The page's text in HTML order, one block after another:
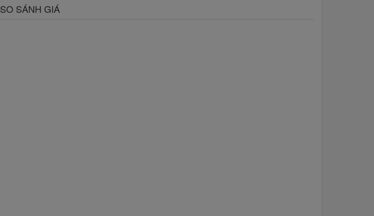
SO SÁNH GIÁ